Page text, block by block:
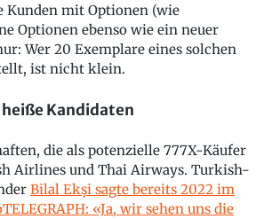
Kunden mit Optionen (wie
Optionen ebenso wie ein neuer
Wer 20 Exemplare eines solchen
ist nicht klein.
Kandidaten
die als potenzielle 777X-Käufer
Airlines und Thai Airways. Turkish-
Bilal Ekşi sagte bereits 2022 im
«Ja, wir sehen uns die